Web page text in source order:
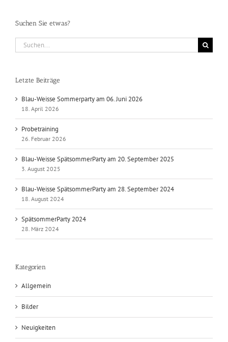
Suchen Sie etwas?
Suche
nach:
Letzte Beiträge
Blau-Weisse Sommerparty am 06. Juni 2026
18. April 2026
Probetraining
26. Februar 2026
Blau-Weisse SpätsommerParty am 20. September 2025
3. August 2025
Blau-Weisse SpätsommerParty am 28. September 2024
18. August 2024
SpätsommerParty 2024
28. März 2024
Kategorien
Allgemein
Bilder
Neuigkeiten